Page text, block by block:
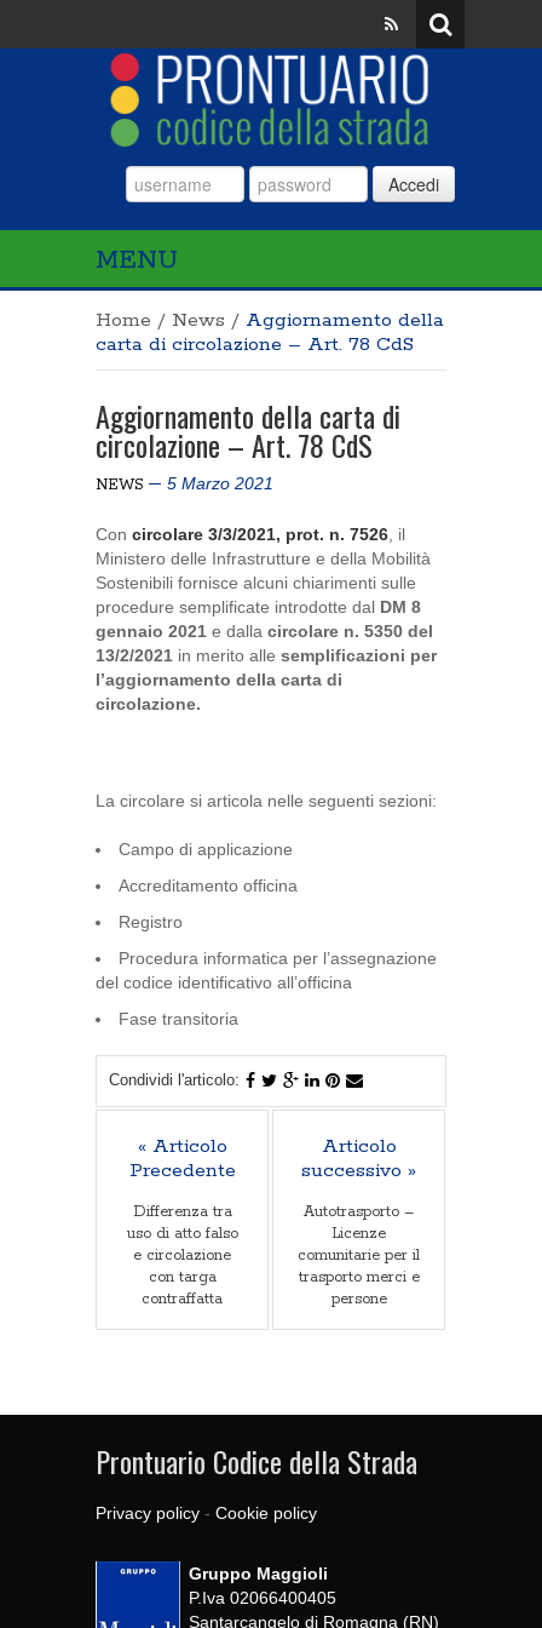
Accedi
MENU
Home / News / Aggiornamento della
carta di circolazione – Art. 78 CdS
Aggiornamento della carta di
circolazione – Art. 78 CdS
NEWS 5 Marzo 2021
Con circolare 3/3/2021, prot. n. 7526 , il
Ministero delle Infrastrutture e della Mobilità
Sostenibili fornisce alcuni chiarimenti sulle
procedure semplificate introdotte dal DM 8
gennaio 2021 e dalla circolare n. 5350 del
13/2/2021 in merito alle semplificazioni per
l’aggiornamento della carta di
circolazione.
La circolare si articola nelle seguenti sezioni:
Campo di applicazione
Accreditamento officina
Registro
Procedura informatica per l’assegnazione
del codice identificativo all’officina
Fase transitoria
Condividi l'articolo:
« Articolo
Precedente
Differenza tra
uso di atto falso
e circolazione
con targa
contraffatta
Articolo
successivo »
Autotrasporto –
Licenze
comunitarie per il
trasporto merci e
persone
Prontuario Codice della Strada
Privacy policy - Cookie policy
Gruppo Maggioli
P.Iva 02066400405
Santarcangelo di Romagna (RN)